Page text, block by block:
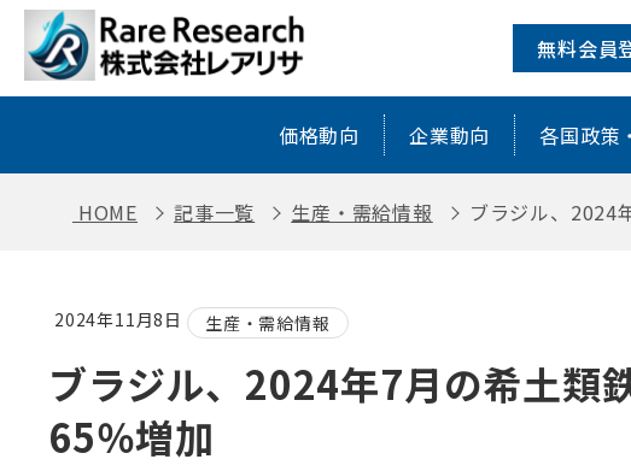
ブラジル、2024年7月の希土類鉄合金輸出
無料会員
価格動向 企業動向 各国政策
HOME 記事一覧 生産・需給情報 ブラジル、2024
2024年11月8日 生産・需給情報
ブラジル、2024年7月の希土類
65％増加